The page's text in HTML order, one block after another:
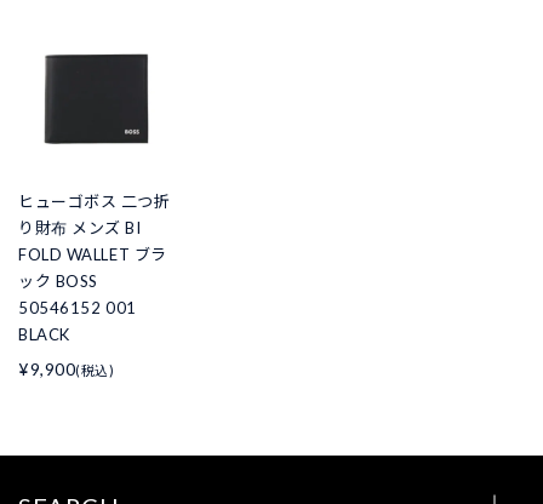
ヒューゴボス 二つ折
り財布 メンズ BI
FOLD WALLET ブラ
ック BOSS
50546152 001
BLACK
¥9,900(税込)